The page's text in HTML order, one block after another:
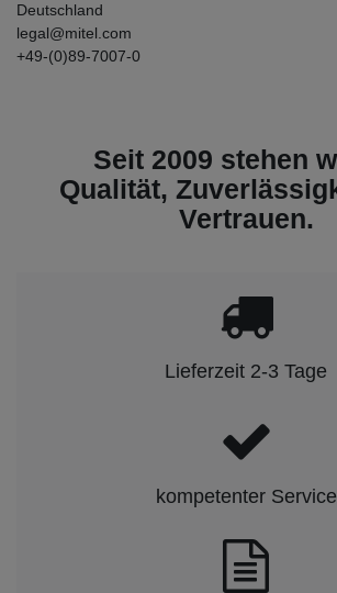
Deutschland
legal@mitel.com
+49-(0)89-7007-0
Seit 2009 stehen
Qualität,
Vertrauen.
Lieferzeit 2-3 Tage
kompetenter Service